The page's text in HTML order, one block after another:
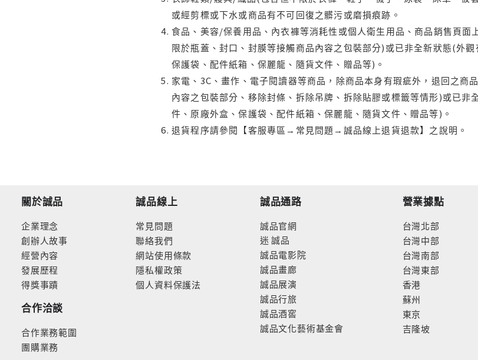
或經剪標或下水或商品有不可回復之髒污或磨損痕跡。
食品、美容/保養用品、內衣褲等消耗性或個人衛生用品、商品銷售頁
限於瓶蓋、封口、封膜等接觸商品內容之包裝部分)或已非全新狀態(外
保護袋、配件紙箱、保麗龍、隨貨文件、贈品等)。
家電、3C、畫作、電子閱讀器等商品，除商品本身有瑕疵外，退回之
內容之包裝部分、移除封條、拆除吊牌、拆除貼膠或標籤等情形)或已
件、原廠外盒、保護袋、配件紙箱、保麗龍、隨貨文件、贈品等)。
退貨程序請參閱【客服專區→常見問題→誠品線上退貨退款】之說明。
關於誠品
企業理念
創辦人故事
經營內容
發展歷程
得獎事蹟
合作洽談
合作業務範圍
團購業務
誠品線上
常見問題
聯絡我們
網站使用條款
隱私權政策
個人資料保護法
誠品通路
誠品官網
迷 誠品
誠品電影院
誠品畫廊
誠品展演
誠品行旅
誠品酒窖
誠品文化藝術基金會
營業據點
台灣北部
台灣中部
台灣南部
台灣東部
香港
蘇州
東京
吉隆坡